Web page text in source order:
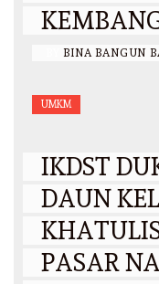
BINA BANGUN
UMKM
IKDST
DAUN
PASAR